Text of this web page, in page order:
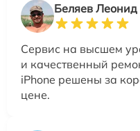
Беляев Леонид
Сервис на высшем
и качественный
iPhone решены за
цене.